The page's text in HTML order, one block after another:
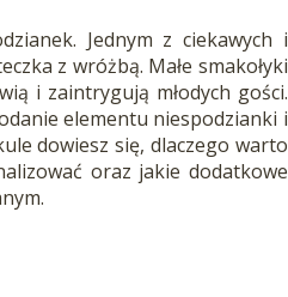
Jednym z ciekawych i
z wróżbą. Małe smakołyki
i zaintrygują młodych gości.
elementu niespodzianki i
dowiesz się, dlaczego warto
oraz jakie dodatkowe